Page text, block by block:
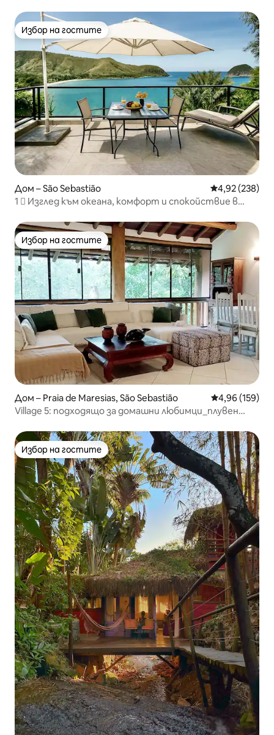
Избор на гостите
Избор на гостите
Дом – São Sebastião Средна
4,92 (238)
1 ️⃣ Изглед към океана, комфорт и спокойствие в
Избор на гостите
Избор на гостите
Дом – Praia de Maresias, São Sebastião Средна
4,96 (159)
Village 5: подходящо за домашни любимци_плувен
Избор на гостите
Избор на гостите